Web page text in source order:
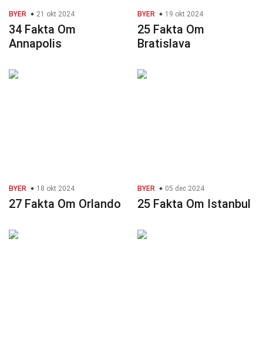
BYER 21 okt 2024
34 Fakta Om
Annapolis
BYER 19 okt 2024
25 Fakta Om
Bratislava
BYER 18 okt 2024
27 Fakta Om Orlando
BYER 05 dec 2024
25 Fakta Om Istanbul